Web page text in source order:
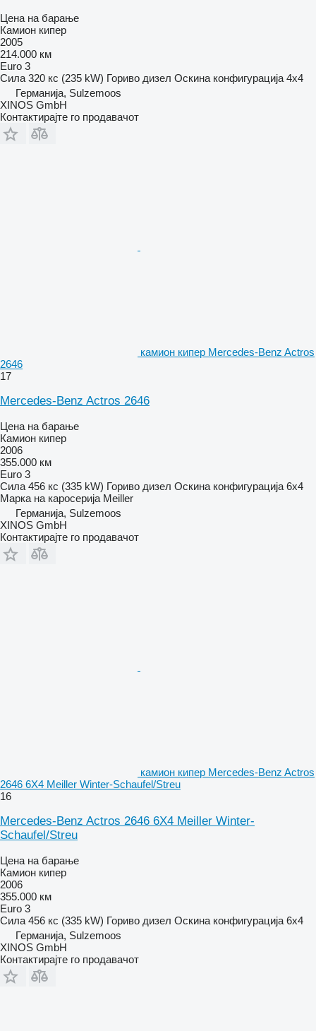
Цена на барање
Камион кипер
2005
214.000 км
Euro 3
Сила 320 кс (235 kW) Гориво дизел Оскина конфигурација 4x4
Германија, Sulzemoos
XINOS GmbH
Контактирајте го продавачот
камион кипер Mercedes-Benz Actros
2646
17
Mercedes-Benz Actros 2646
Цена на барање
Камион кипер
2006
355.000 км
Euro 3
Сила 456 кс (335 kW) Гориво дизел Оскина конфигурација 6x4
Марка на каросерија Meiller
Германија, Sulzemoos
XINOS GmbH
Контактирајте го продавачот
камион кипер Mercedes-Benz Actros
2646 6X4 Meiller Winter-Schaufel/Streu
16
Mercedes-Benz Actros 2646 6X4 Meiller Winter-
Schaufel/Streu
Цена на барање
Камион кипер
2006
355.000 км
Euro 3
Сила 456 кс (335 kW) Гориво дизел Оскина конфигурација 6x4
Германија, Sulzemoos
XINOS GmbH
Контактирајте го продавачот